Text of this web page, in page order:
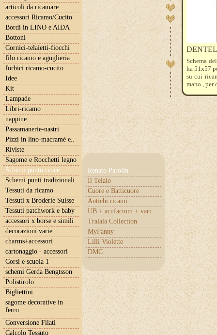
articoli da ricamare
accessori Ricamo/Cucito
Bordi in LINO e AIDA
Bottoni
Cornici-telaietti-fiocchi
filo ricamo e aguglieria
forbici ricamo-cucito
Idee
Kit
Lampade
Libri-ricamo
nappine
Passamanerie-nastri
Pizzi in lino-macramè e..
Riviste
Sagome e Rocchetti legno
Schemi punto croce
Renato Parolin
Il Telaio
Cuore e Batticuore
Antichi ricami
UB + acufactum + vari
Tralala Collection
MyFanny
Lilli Violette
DMC
Schemi punti tradizionali
Tessuti da ricamo
Tessuti x Broderie Suisse
Tessuti patchwork e baby
accessori x borse e simili
decorazioni varie
charms+accessori
cartonaggio - accessori
Corsi e scuola 1
schemi Gerda Bengtsson
Polistirolo
Bigliettini
sagome decorative in
ferro
Conversione Filati
Calcolo Tessuto
Schema
ha 51x57
su cui
mano , per